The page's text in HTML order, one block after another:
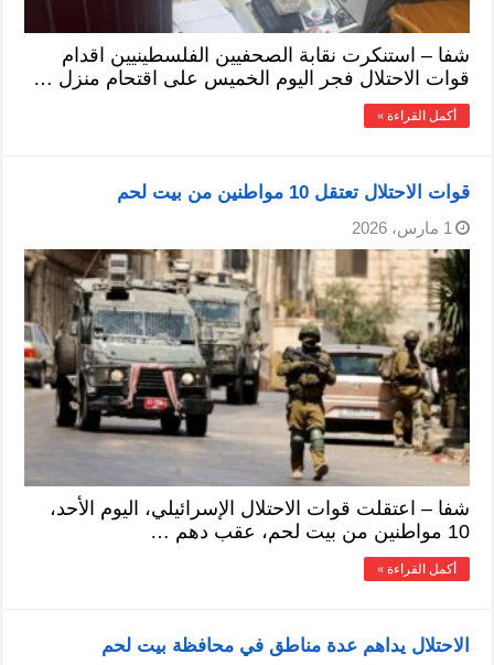
شفا – استنكرت نقابة الصحفيين الفلسطينيين اقدام
قوات الاحتلال فجر اليوم الخميس على اقتحام منزل …
أكمل القراءة »
قوات الاحتلال تعتقل 10 مواطنين من بيت لحم
1 مارس، 2026
شفا – اعتقلت قوات الاحتلال الإسرائيلي، اليوم الأحد،
10 مواطنين من بيت لحم، عقب دهم …
أكمل القراءة »
الاحتلال يداهم عدة مناطق في محافظة بيت لحم